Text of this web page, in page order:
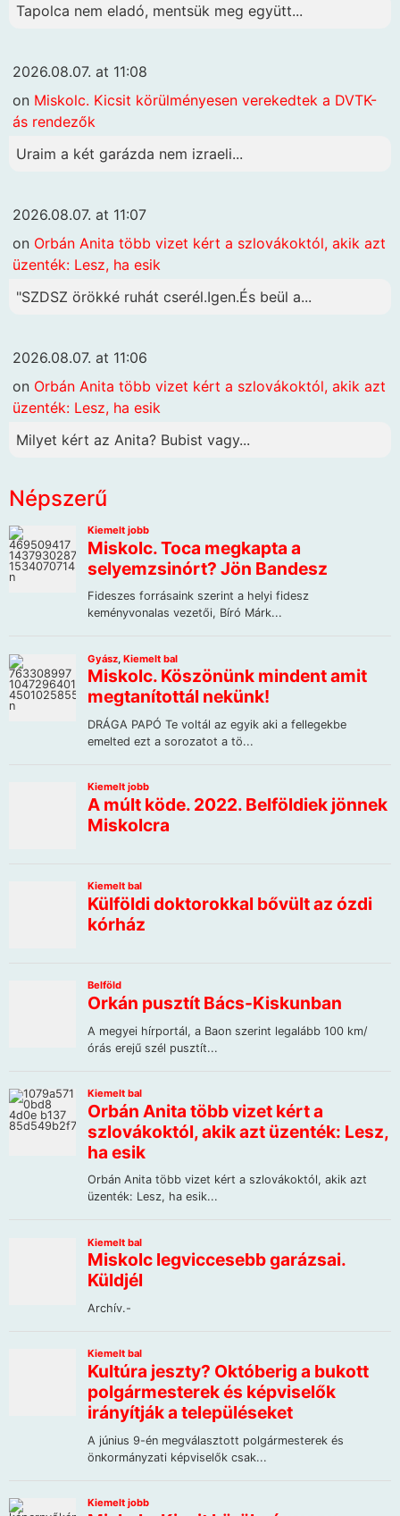
Tapolca nem eladó, mentsük meg együtt...
2026.08.07. at 11:08
on Miskolc. Kicsit körülményesen verekedtek a DVTK-
ás rendezők
Uraim a két garázda nem izraeli...
2026.08.07. at 11:07
on Orbán Anita több vizet kért a szlovákoktól, akik azt
üzenték: Lesz, ha esik
"SZDSZ örökké ruhát cserél.Igen.És beül a...
2026.08.07. at 11:06
on Orbán Anita több vizet kért a szlovákoktól, akik azt
üzenték: Lesz, ha esik
Milyet kért az Anita? Bubist vagy...
Népszerű